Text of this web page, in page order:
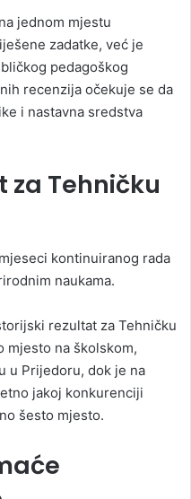
jednom mjestu
zadatke, već je
pedagoškog
recenzija očekuje se da
i nastavna sredstva
za Tehničku
kontinuiranog rada
naukama.
rezultat za Tehničku
mjesto na školskom,
u Prijedoru, dok je na
jakoj konkurenciji
šesto mjesto.